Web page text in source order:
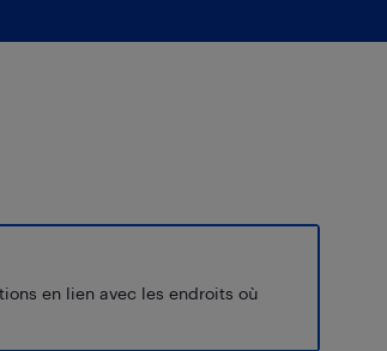
en lien avec les endroits où